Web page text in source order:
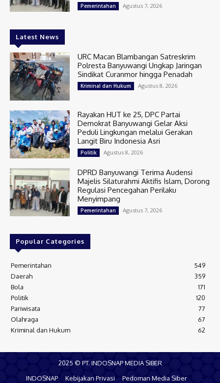
Pemerintahan Agustus 7, 2026
Latest News
URC Macan Blambangan Satreskrim
Polresta Banyuwangi Ungkap Jaringan
Sindikat Curanmor hingga Penadah
Kriminal dan Hukum Agustus 8, 2026
Rayakan HUT ke 25, DPC Partai
Demokrat Banyuwangi Gelar Aksi
Peduli Lingkungan melalui Gerakan
Langit Biru Indonesia Asri
Politik Agustus 8, 2026
DPRD Banyuwangi Terima Audensi
Majelis Silaturahmi Aktifis Islam, Dorong
Regulasi Pencegahan Perilaku
Menyimpang
Pemerintahan Agustus 7, 2026
Popular Categories
Pemerintahan
549
Daerah
359
Bola
171
Politik
120
Pariwisata
77
Olahraga
67
Kriminal dan Hukum
62
2025 © PT. INDOSNAP MEDIA SIBER
INDOSNAP
Kebijakan Privasi
Pedoman Media Siber